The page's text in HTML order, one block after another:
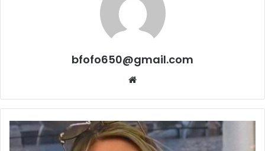
bfofo650@gmail.com
Website